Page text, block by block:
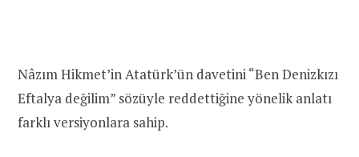
Nâzım Hikmet’in Atatürk’ün davetini “Ben Denizkızı
Eftalya değilim” sözüyle reddettiğine yönelik anlatı
farklı versiyonlara sahip.